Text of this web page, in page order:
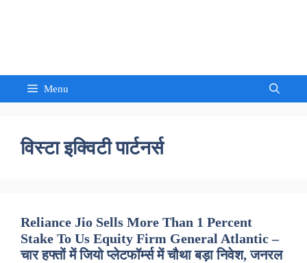
Menu
विस्टा इक्विटी पार्टनर्स
Reliance Jio Sells More Than 1 Percent
Stake To Us Equity Firm General Atlantic –
चार हफ्तों में जियो प्लेटफॉर्म्स में चौथा बड़ा निवेश, जनरल